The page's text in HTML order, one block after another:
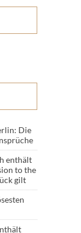
Die
enthält
to the
gilt